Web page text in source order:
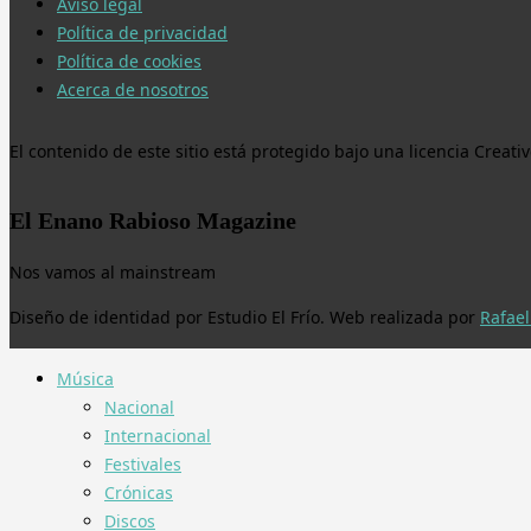
Política de privacidad
Política de cookies
Acerca de nosotros
El contenido de este sitio está protegido bajo una licencia
El Enano Rabioso Magazine
Nos vamos al mainstream
Diseño de identidad por Estudio El Frío. Web realizada por
Música
Nacional
Internacional
Festivales
Crónicas
Discos